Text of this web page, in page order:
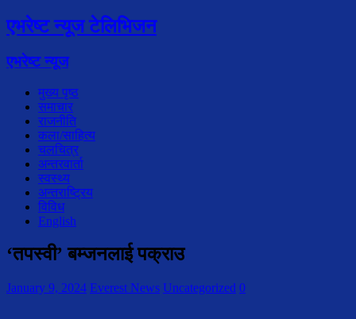
एभरेष्ट न्यूज टेलिभिजन
एभरेष्ट न्यूज
मुख्य पृष्ठ
समाचार
राजनीति
कला/साहित्य
चलचित्र
अन्तरवार्ता
स्वस्थ्य
अन्तराष्ट्रिय
विविध
English
‘तपस्वी’ बम्जनलाई पक्राउ
January 9, 2024 Everest News Uncategorized 0